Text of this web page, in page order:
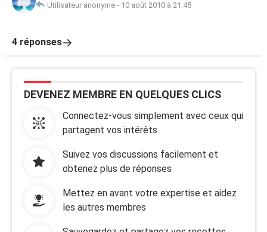
Utilisateur anonyme - 10 août 2010 à 21:45
4 réponses
DEVENEZ MEMBRE EN QUELQUES CLICS
Connectez-vous simplement avec ceux qui
partagent vos intérêts
Suivez vos discussions facilement et
obtenez plus de réponses
Mettez en avant votre expertise et aidez
les autres membres